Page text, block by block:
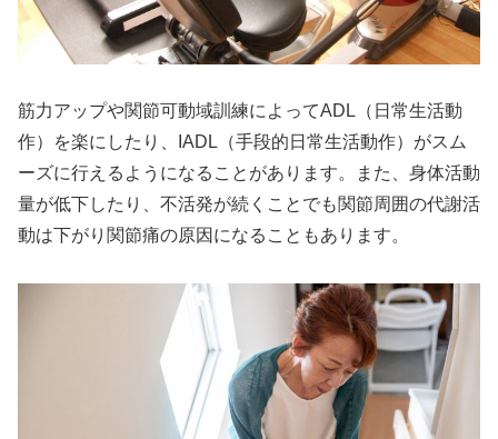
筋力アップや関節可動域訓練によってADL（日常生活動
作）を楽にしたり、IADL（手段的日常生活動作）がスム
ーズに行えるようになることがあります。また、身体活動
量が低下したり、不活発が続くことでも関節周囲の代謝活
動は下がり関節痛の原因になることもあります。